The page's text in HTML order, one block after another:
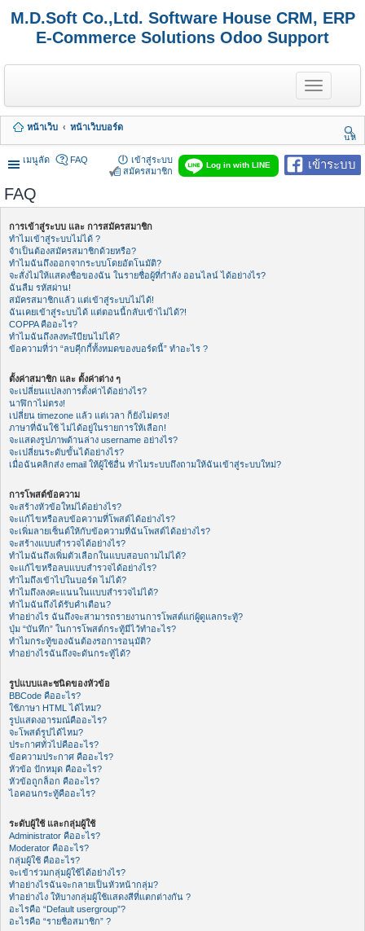
M.D.Soft Co.,Ltd. Software House CRM, ERP
E-Commerce Solutions Odoo Support
T
o
g
e
n
a
g
หน้าเว็บ
หน้าเว็บบอร์ด
นห
า
เมนูลัด
เข้าระบบ
Log in with LINE
FAQ
เข้าสู่ระบบ
สมัครสมาชิก
FAQ
การเข้าสู่ระบบ และ การสมัครสมาชิก
ทำไมเข้าสู่ระบบไม่ได้ ?
จำเป็นต้องสมัครสมาชิกด้วยหรือ?
ทำไมฉันถึงออกจากระบบโดยอัตโนมัติ?
จะสั่งไม่ให้แสดงชื่อของฉัน ในรายชื่อผู้ที่กำลัง ออนไลน์ ได้อย่างไร?
ฉันลืม รหัสผ่าน!
สมัครสมาชิกแล้ว แต่เข้าสู่ระบบไม่ได้!
ฉันเคยเข้าสู่ระบบได้ แต่ตอนนี้กลับเข้าไม่ได้?!
COPPA คืออะไร?
ทำไมฉันถึงลงทะเีบียนไม่ได้?
ข้อความที่ว่า “ลบคุีกกี้ทั้งหมดของบอร์ดนี้” ทำอะไร ?
ตั้งค่าสมาชิก และ ตั้งค่าต่าง ๆ
จะเปลี่ยนแปลงการตั้งค่าได้อย่างไร?
นาฬิกาไม่ตรง!
เปลี่ยน timezone แล้ว แต่เวลา ก็ยังไม่ตรง!
ภาษาที่ฉันใช้ ไม่ได้อยู่ในรายการให้เลือก!
จะแสดงรูปภาพด้านล่าง username อย่างไร?
จะเปลี่ยนระดับขั้นได้อย่างไร?
เมื่อฉันคลิกส่ง email ให้ผู้ใช้อื่น ทำไมระบบถึงถามให้ฉันเข้าสู่ระบบใหม่?
การโพสต์ข้อความ
จะสร้างหัวข้อใหม่ได้อย่างไร?
จะแก้ไขหรือลบข้อความที่โพสต์ได้อย่างไร?
จะเพิ่มลายเซ็นต์ให้กับข้อความที่ฉันโพสต์ได้อย่างไร?
จะสร้างแบบสำรวจได้อย่างไร?
ทำไมฉันถึงเพิ่มตัวเลือกในแบบสอบถามไม่ได้?
จะแก้ไขหรือลบแบบสำรวจได้อย่างไร?
ทำไมถึงเข้าไปในบอร์ด ไม่ได้?
ทำไมถึงลงคะแนนในแบบสำรวจไม่ได้?
ทำไมฉันถึงได้รับคำเตือน?
ทำอย่างไร ฉันถึงจะสามารถรายงานการโพสต์แก่ผู้ดูแลกระทู้?
ปุ่ม “บันทึก” ในการโพสต์กระทู้มีไว้ทำอะไร?
ทำไมกระทู้ของฉันต้องรอการอนุมัติ?
ทำอย่างไรฉันถึงจะดันกระทู้ได้?
รูปแบบและชนิดของหัวข้อ
BBCode คืออะไร?
ใช้ภาษา HTML ได้ไหม?
รูปแสดงอารมณ์คืออะไร?
จะโพสต์รูปได้ไหม?
ประกาศทั่วไปคืออะไร?
ข้อความประกาศ คืออะไร?
หัวข้อ ปักหมุด คืออะไร?
หัวข้อถูกล็อก คืออะไร?
ไอคอนกระทู้คืออะไร?
ระดับผู้ใช้ และกลุ่มผู้ใช้
Administrator คืออะไร?
Moderator คืออะไร?
กลุ่มผู้ใช้ คืออะไร?
จะเข้าร่วมกลุ่มผู้ใช้ได้อย่างไร?
ทำอย่างไรฉันจะกลายเป็นหัวหน้ากลุ่ม?
ทำอย่างไง ให้บางกลุ่มผู้ใช้แสดงสีที่แตกต่างกัน ?
อะไรคือ “Default usergroup”?
อะไรคือ “รายชื่อสมาชิก” ?